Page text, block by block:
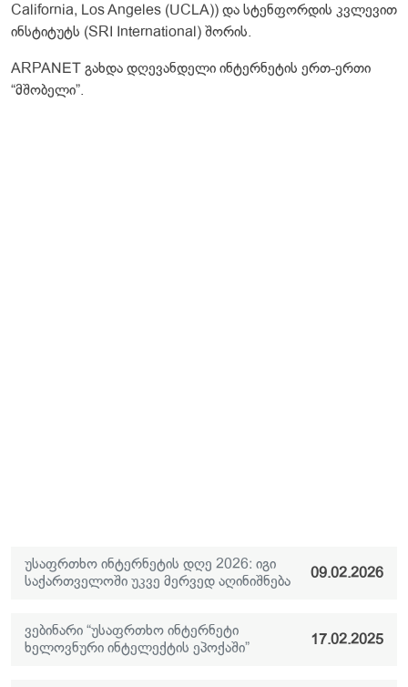
California, Los Angeles (UCLA)) და სტენფორდის კვლევით
ინსტიტუტს (SRI International) შორის.
ARPANET გახდა დღევანდელი ინტერნეტის ერთ-ერთი
“მშობელი”.
უსაფრთხო ინტერნეტის დღე 2026: იგი
საქართველოში უკვე მერვედ აღინიშნება
09.02.2026
ვებინარი “უსაფრთხო ინტერნეტი
ხელოვნური ინტელექტის ეპოქაში”
17.02.2025